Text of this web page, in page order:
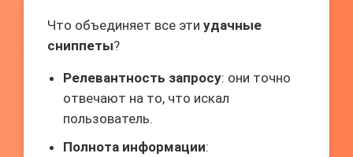
Что объединяет все эти удачные
сниппеты?
Релевантность запросу: они точно
отвечают на то, что искал
пользователь.
Полнота информации: